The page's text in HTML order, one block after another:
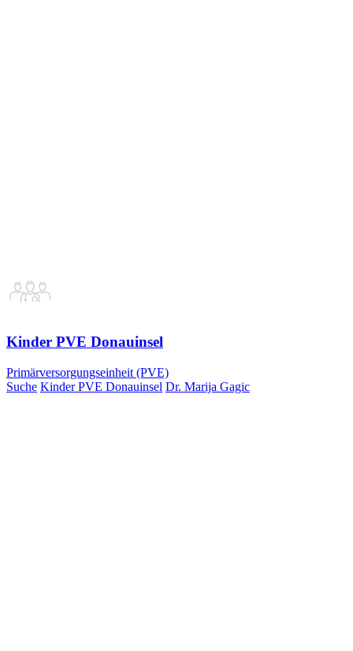
Kinder PVE Donauinsel
Primärversorgungseinheit (PVE)
Suche Kinder PVE Donauinsel Dr. Marija Gagic